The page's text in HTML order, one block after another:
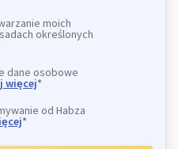
moich
określonych
dane osobowe
więcej*
od Habza
*